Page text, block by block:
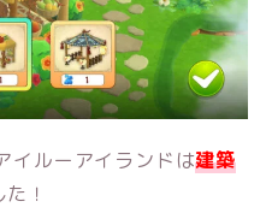
イルーアイランドは建築
！